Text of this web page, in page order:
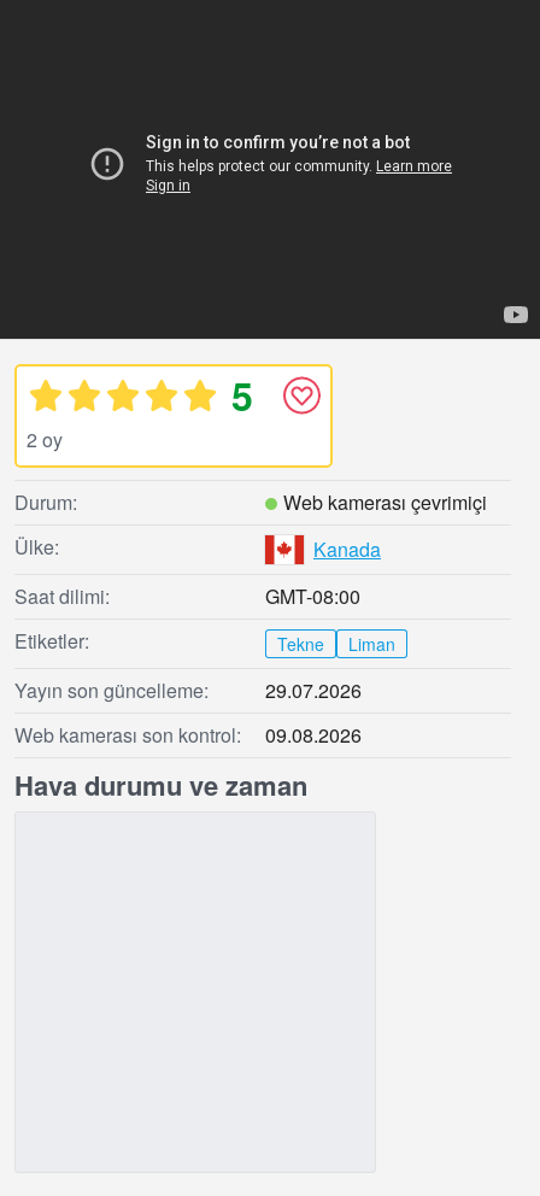
5
2 oy
Durum:
Web kamerası çevrimiçi
Ülke:
Kanada
Saat dilimi:
GMT-08:00
Etiketler:
Tekne Liman
Yayın son güncelleme:
29.07.2026
Web kamerası son kontrol:
09.08.2026
Hava durumu ve zaman